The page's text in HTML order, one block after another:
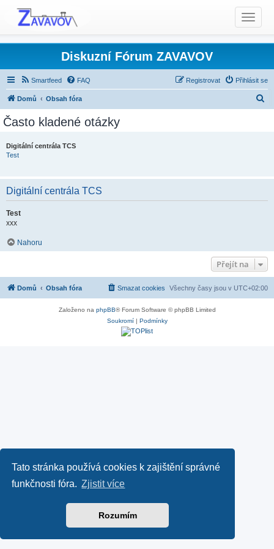
Tato stránka používá cookies k zajištění správné
funkčnosti fóra. Zjistit více
Rozumím
T
o
g
l
e
n
i
n
Diskuzní Fórum ZAVAVOV
Smartfeed FAQ Přihlásit se
Registrovat
Domů Obsah fóra
Často kladené otázky
Digitální centrála TCS
Test
Digitální centrála TCS
Test
xxx
Nahoru
Přejít na
Domů Obsah fóra Všechny časy jsou v UTC+02:00
Smazat cookies
Založeno na phpBB® Forum Software © phpBB Limited
Soukromí| Podmínky